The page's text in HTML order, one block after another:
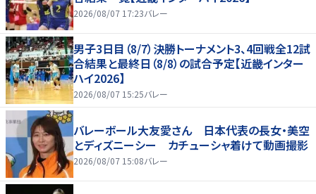
2026/08/07 17:23バレー
男子3日目（8/7）決勝トーナメント3、4回戦全12試
合結果と最終日（8/8）の試合予定【近畿インター
ハイ2026】
2026/08/07 15:25バレー
バレーボール大友愛さん 日本代表の長女・美空
とディズニーシー カチューシャ着けて動画撮影
2026/08/07 15:08バレー